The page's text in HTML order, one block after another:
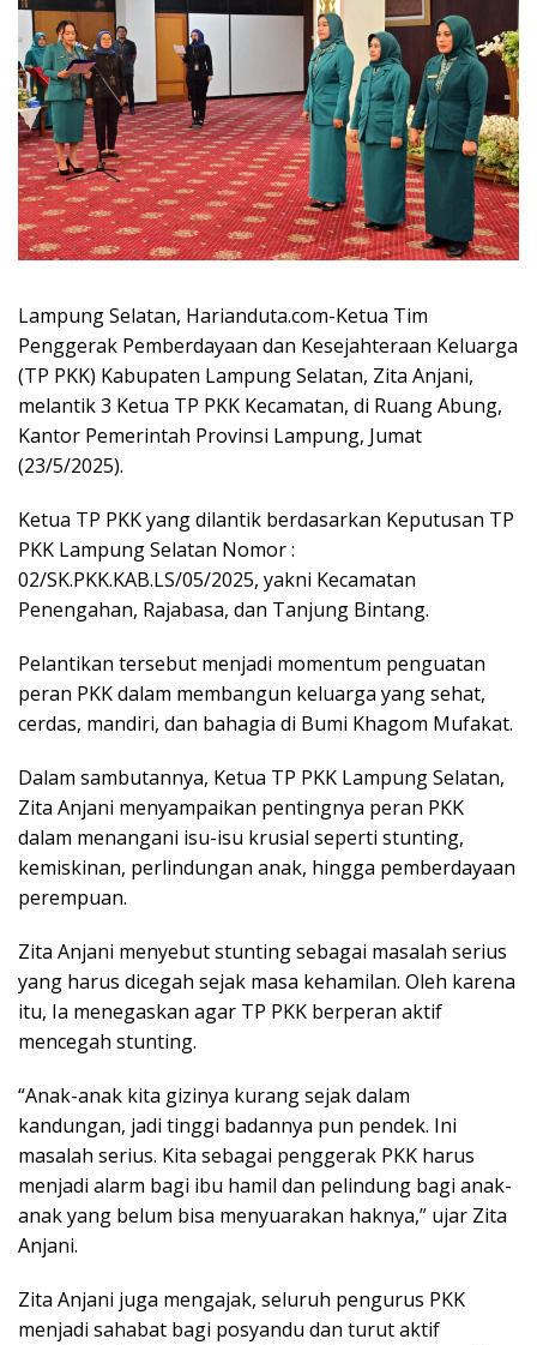
Lampung Selatan, Harianduta.com-Ketua Tim
Penggerak Pemberdayaan dan Kesejahteraan Keluarga
(TP PKK) Kabupaten Lampung Selatan, Zita Anjani,
melantik 3 Ketua TP PKK Kecamatan, di Ruang Abung,
Kantor Pemerintah Provinsi Lampung, Jumat
(23/5/2025).
Ketua TP PKK yang dilantik berdasarkan Keputusan TP
PKK Lampung Selatan Nomor :
02/SK.PKK.KAB.LS/05/2025, yakni Kecamatan
Penengahan, Rajabasa, dan Tanjung Bintang.
Pelantikan tersebut menjadi momentum penguatan
peran PKK dalam membangun keluarga yang sehat,
cerdas, mandiri, dan bahagia di Bumi Khagom Mufakat.
Dalam sambutannya, Ketua TP PKK Lampung Selatan,
Zita Anjani menyampaikan pentingnya peran PKK
dalam menangani isu-isu krusial seperti stunting,
kemiskinan, perlindungan anak, hingga pemberdayaan
perempuan.
Zita Anjani menyebut stunting sebagai masalah serius
yang harus dicegah sejak masa kehamilan. Oleh karena
itu, Ia menegaskan agar TP PKK berperan aktif
mencegah stunting.
“Anak-anak kita gizinya kurang sejak dalam
kandungan, jadi tinggi badannya pun pendek. Ini
masalah serius. Kita sebagai penggerak PKK harus
menjadi alarm bagi ibu hamil dan pelindung bagi anak-
anak yang belum bisa menyuarakan haknya,” ujar Zita
Anjani.
Zita Anjani juga mengajak, seluruh pengurus PKK
menjadi sahabat bagi posyandu dan turut aktif